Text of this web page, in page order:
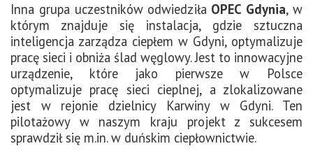
Inna grupa uczestników odwiedziła OPEC Gdynia, w
którym znajduje się instalacja, gdzie sztuczna
inteligencja zarządza ciepłem w Gdyni, optymalizuje
pracę sieci i obniża ślad węglowy. Jest to innowacyjne
urządzenie, które jako pierwsze w Polsce
optymalizuje pracę sieci cieplnej, a zlokalizowane
jest w rejonie dzielnicy Karwiny w Gdyni. Ten
pilotażowy w naszym kraju projekt z sukcesem
sprawdził się m.in. w duńskim ciepłownictwie.